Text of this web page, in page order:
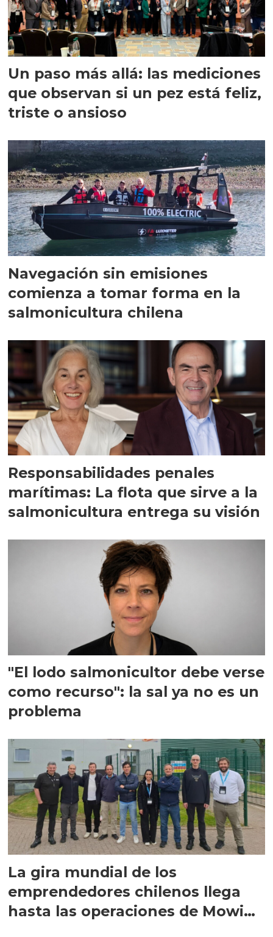
Un paso más allá: las mediciones
que observan si un pez está feliz,
triste o ansioso
Navegación sin emisiones
comienza a tomar forma en la
salmonicultura chilena
Responsabilidades penales
marítimas: La flota que sirve a la
salmonicultura entrega su visión
"El lodo salmonicultor debe verse
como recurso": la sal ya no es un
problema
La gira mundial de los
emprendedores chilenos llega
hasta las operaciones de Mowi